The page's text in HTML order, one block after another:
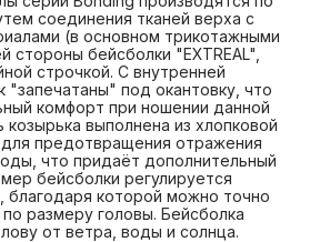
соединения тканей верха с
(в основном трикотажными
стороны бейсболки "EXTREAL",
строчкой. С внутренней
под окантовку, что
комфорт при ношении данной
выполнена из хлопковой
для предотвращения отражения
что придаёт дополнительный
бейсболки регулируется
благодаря которой можно точно
размеру головы. Бейсболка
от ветра, воды и солнца.